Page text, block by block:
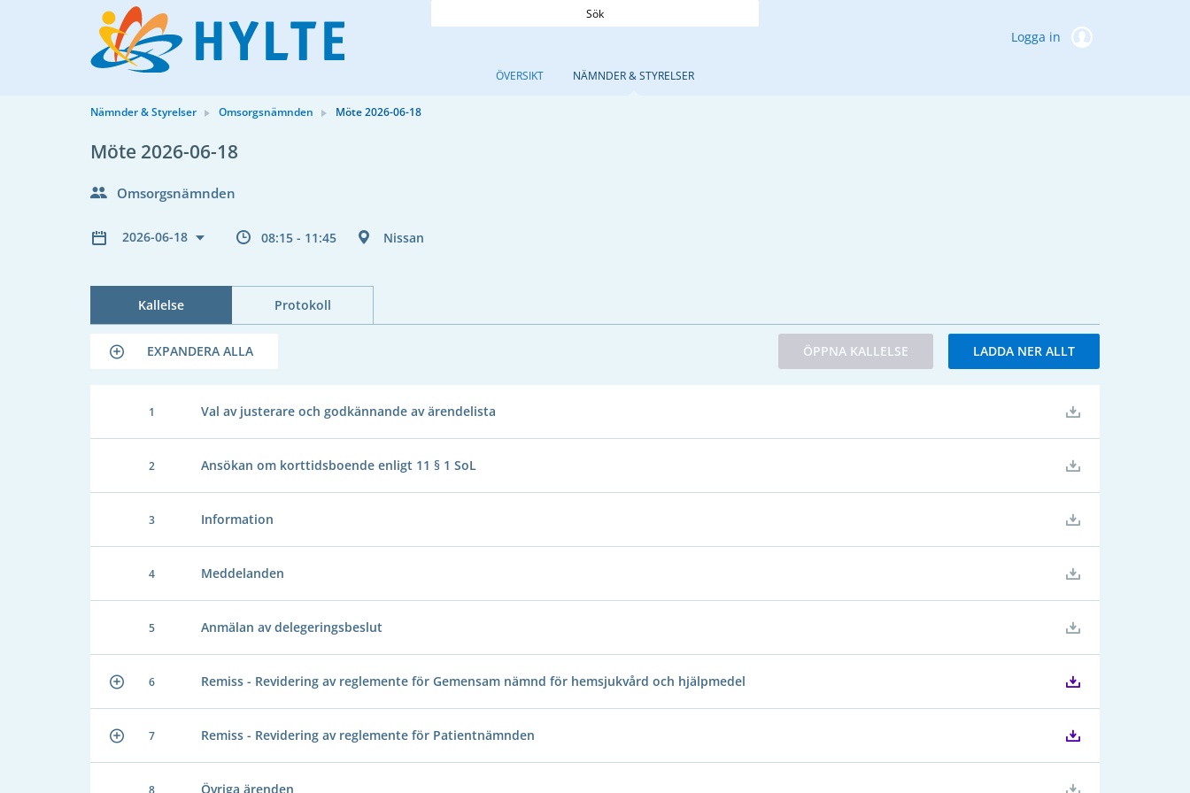
Sök
Logga in
ÖVERSIKT NÄMNDER & STYRELSER
Nämnder & Styrelser Omsorgsnämnden Möte 2026-06-18
Möte 2026-06-18
Omsorgsnämnden
2026-06-18 08:15 - 11:45 Nissan
Kallelse Protokoll
EXPANDERA ALLA ÖPPNA KALLELSE LADDA NER ALLT
1 Val av justerare och godkännande av ärendelista
2 Ansökan om korttidsboende enligt 11 § 1 SoL
3 Information
4 Meddelanden
5 Anmälan av delegeringsbeslut
6 Remiss - Revidering av reglemente för Gemensam nämnd för hemsjukvård och hjälpmedel
7 Remiss - Revidering av reglemente för Patientnämnden
8 Övriga ärenden